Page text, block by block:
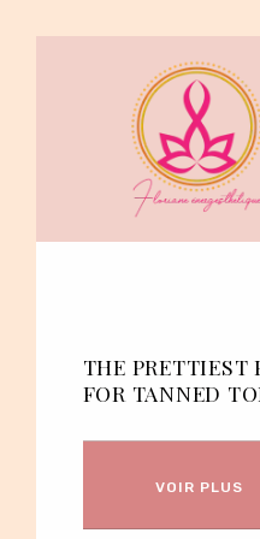
THE PRETTIEST
FOR TANNED
VOIR PLUS